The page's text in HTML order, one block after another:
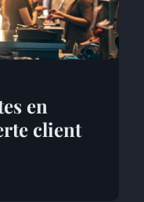
en
client